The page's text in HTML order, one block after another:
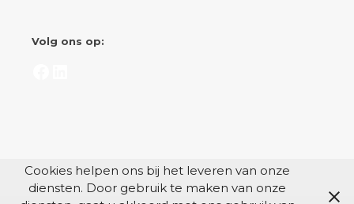
Volg ons op:
Cookies helpen ons bij het leveren van onze
diensten. Door gebruik te maken van onze